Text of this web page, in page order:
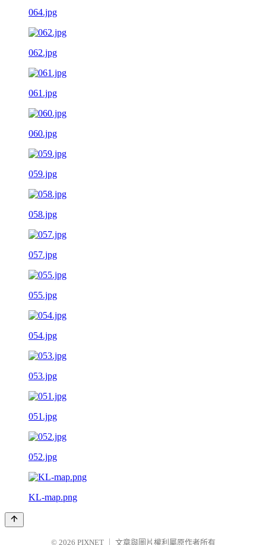
064.jpg
062.jpg
061.jpg
060.jpg
059.jpg
058.jpg
057.jpg
055.jpg
054.jpg
053.jpg
051.jpg
052.jpg
KL-map.png
© 2026 PIXNET 文章與圖片權利屬原作者所有